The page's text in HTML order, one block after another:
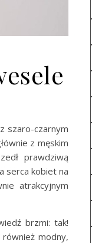
szaro-czarnym
z męskim
prawdziwą
serca kobiet na
atrakcyjnym
brzmi: tak!
modny,